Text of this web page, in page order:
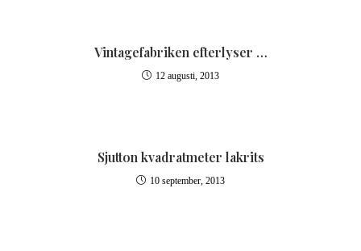
Vintagefabriken efterlyser …
12 augusti, 2013
Sjutton kvadratmeter lakrits
10 september, 2013